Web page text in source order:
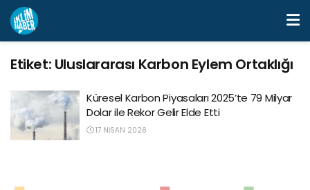
Etiket: Uluslararası Karbon Eylem Ortaklığı
Küresel Karbon Piyasaları 2025’te 79 Milyar
Dolar ile Rekor Gelir Elde Etti
17 NISAN 2026